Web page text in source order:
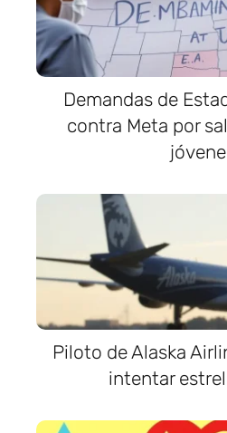
Demandas de
contra Meta por
Piloto de Alaska
intentar